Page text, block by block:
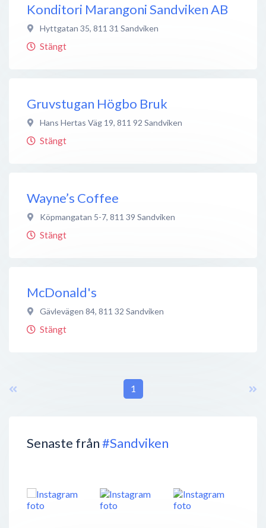
Senaste från#Sandviken
Konditori Marangoni Sandviken AB
Hyttgatan 35, 811 31 Sandviken
Stängt
Gruvstugan Högbo Bruk
Hans Hertas Väg 19, 811 92 Sandviken
Stängt
Wayne’s Coffee
Köpmangatan 5-7, 811 39 Sandviken
Stängt
McDonald's
Gävlevägen 84, 811 32 Sandviken
Stängt
1